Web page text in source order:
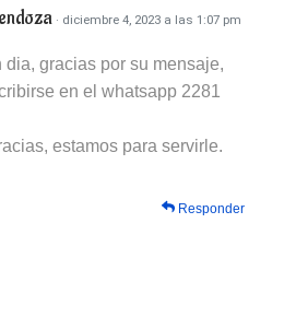
· diciembre 4, 2023 a las 1:07 pm
dia, gracias por su mensaje,
en el whatsapp 2281
estamos para servirle.
Responder